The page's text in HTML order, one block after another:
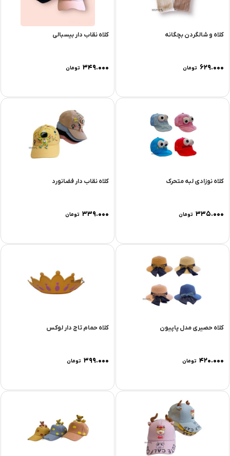
کلاه و شالگردن بچگانه
۶۲۹.۰۰۰ تومان
کلاه نقاب دار بیسبالی
۳۴۹.۰۰۰ تومان
کلاه نوزادی لبه متحرک
۳۳۵.۰۰۰ تومان
کلاه نقاب دار فضانورد
۳۳۹.۰۰۰ تومان
کلاه حصیری مدل پاپیون
۴۲۰.۰۰۰ تومان
کلاه حمام تاج دار لوکس
۳۹۹.۰۰۰ تومان